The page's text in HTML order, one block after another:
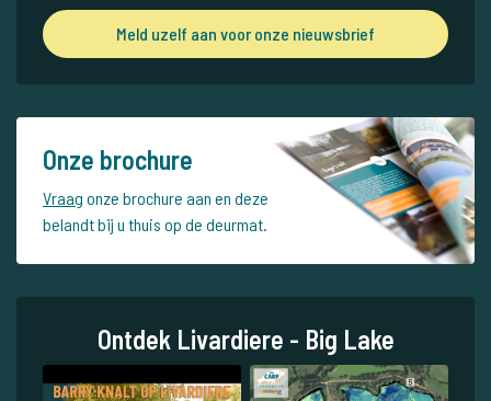
Meld uzelf aan voor onze nieuwsbrief
Onze brochure
Vraag onze brochure aan en deze
belandt bij u thuis op de deurmat.
Ontdek Livardiere - Big Lake